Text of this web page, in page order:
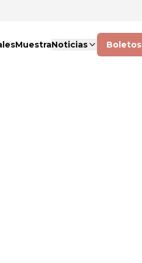
MuestraNoticias Boletos